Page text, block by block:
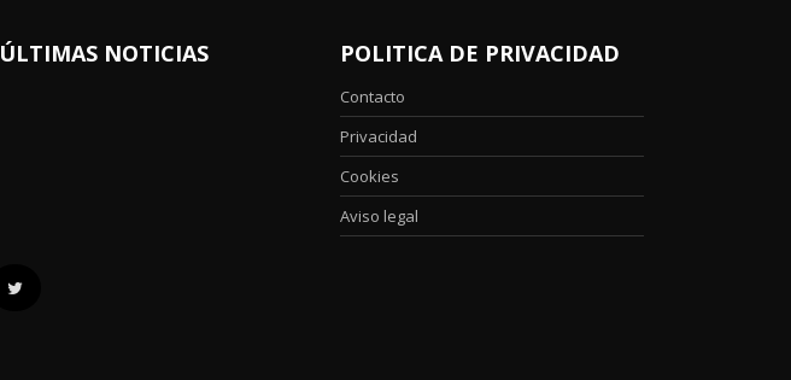
ÚLTIMAS NOTICIAS POLITICA DE PRIVACIDAD
Contacto
Privacidad
Cookies
Aviso legal